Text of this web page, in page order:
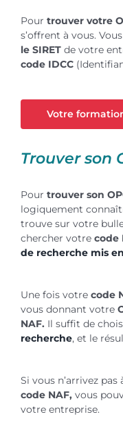
Pour trouver votre
s’offrent à vous.
le SIRETde votre
code IDCC
Votre
Trouver son
Pour trouver son
logiquement
trouve sur votre
chercher votre code
de recherche mis
Une fois votrecode
vous donnant votre
NAF.Il suffit de
recherche, et le
Si vous n’arrivez pas
code NAF,vous
votre entreprise.